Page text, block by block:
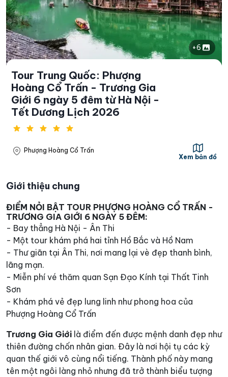
Tour Trung Quốc: Phượng
Hoàng Cổ Trấn - Trương Gia
Giới 6 ngày 5 đêm từ Hà Nội -
Tết Dương Lịch 2026
Phượng Hoàng Cổ Trấn
Xem bản đồ
+6
Giới thiệu chung
ĐIỂM NỎI BẬT TOUR PHƯỢNG HOÀNG CỔ TRẤN -
TRƯƠNG GIA GIỚI 6 NGÀY 5 ĐÊM:
- Bay thẳng Hà Nội - Ân Thi
- Một tour khám phá hai tỉnh Hồ Bắc và Hồ Nam
- Thư giãn tại Ân Thi, nơi mang lại vè đẹp thanh bình,
lãng mạn.
- Miễn phí vé thăm quan Sạn Đạo Kính tại Thất Tinh
Sơn
- Khám phá vẻ đẹp lung linh như phong hoa của
Phượng Hoàng Cổ Trấn
Trương Gia Giới là điểm đến được mệnh danh đẹp như
thiên đường chốn nhân gian. Đây là nơi hội tụ các kỳ
quan thế giới vô cùng nổi tiếng. Thành phố này mang
tên một ngôi làng nhỏ nhưng đã trở thành biểu tượng